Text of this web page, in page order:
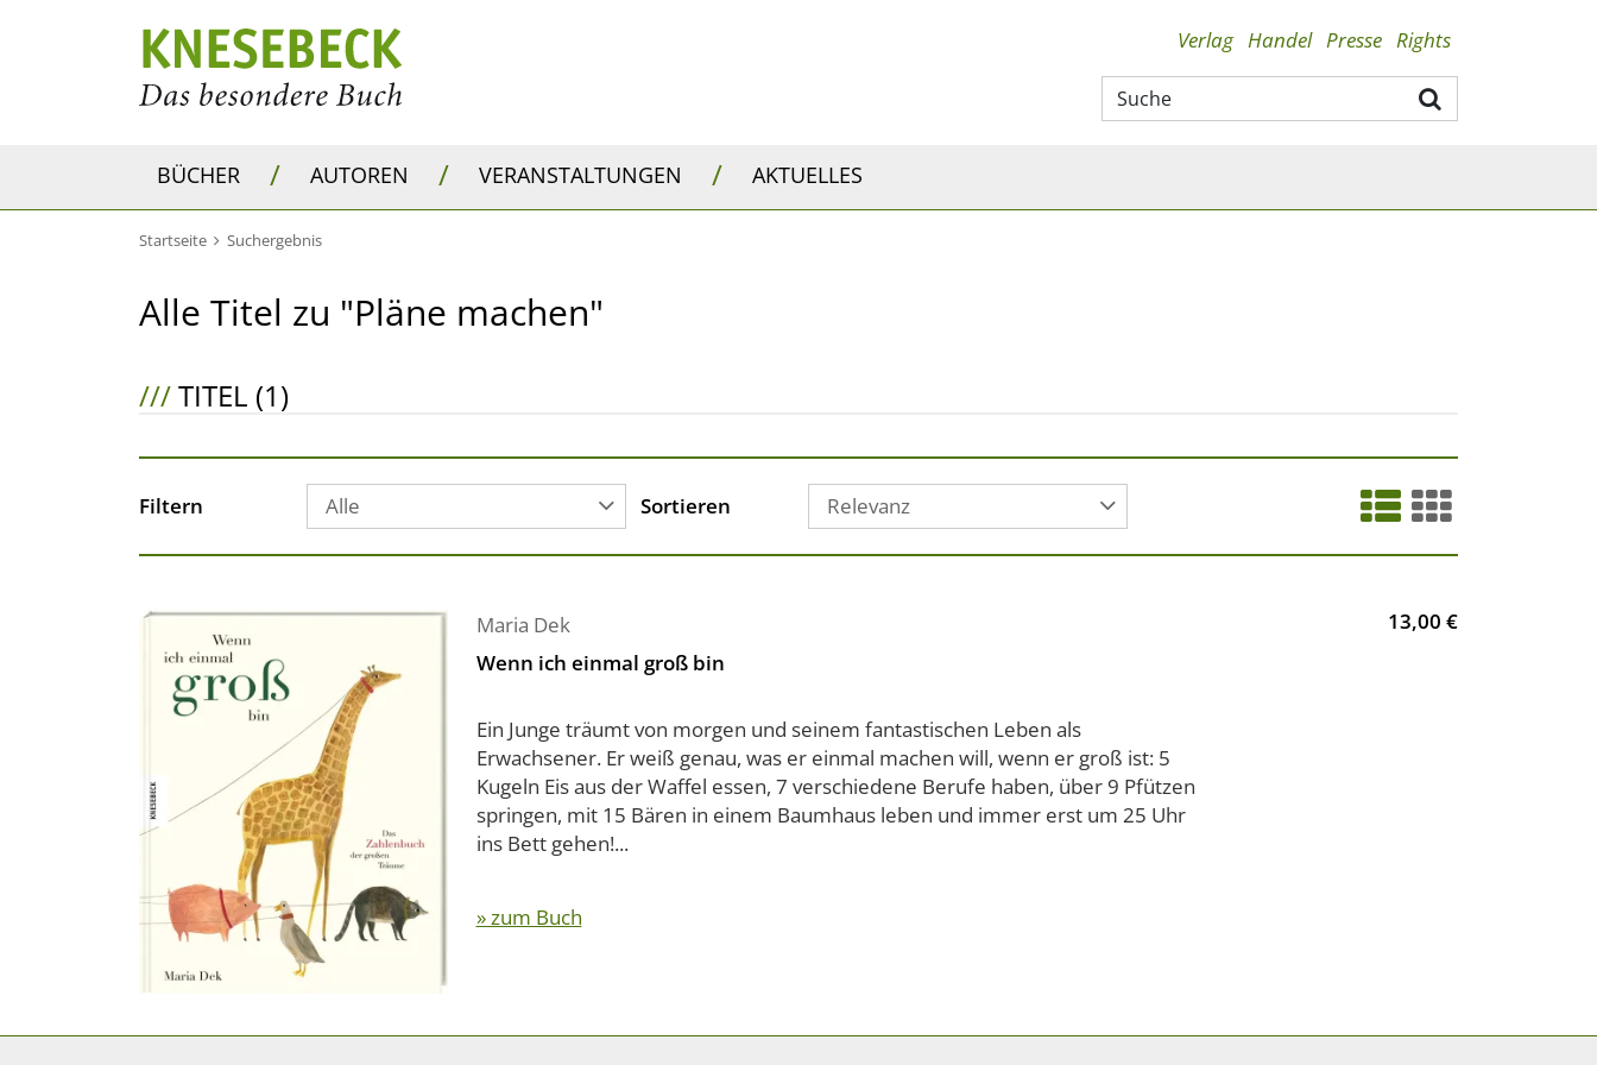
Verlag Handel Presse Rights
BÜCHER / AUTOREN / VERANSTALTUNGEN / AKTUELLES
Startseite Suchergebnis
Alle Titel zu "Pläne machen"
///TITEL (1)
Filtern Alle Sortieren Relevanz
Maria Dek
Wenn ich einmal groß bin
Ein Junge träumt von morgen und seinem fantastischen Leben als
Erwachsener. Er weiß genau, was er einmal machen will, wenn er groß ist: 5
Kugeln Eis aus der Waffel essen, 7 verschiedene Berufe haben, über 9 Pfützen
springen, mit 15 Bären in einem Baumhaus leben und immer erst um 25 Uhr
ins Bett gehen!...
» zum Buch
13,00 €